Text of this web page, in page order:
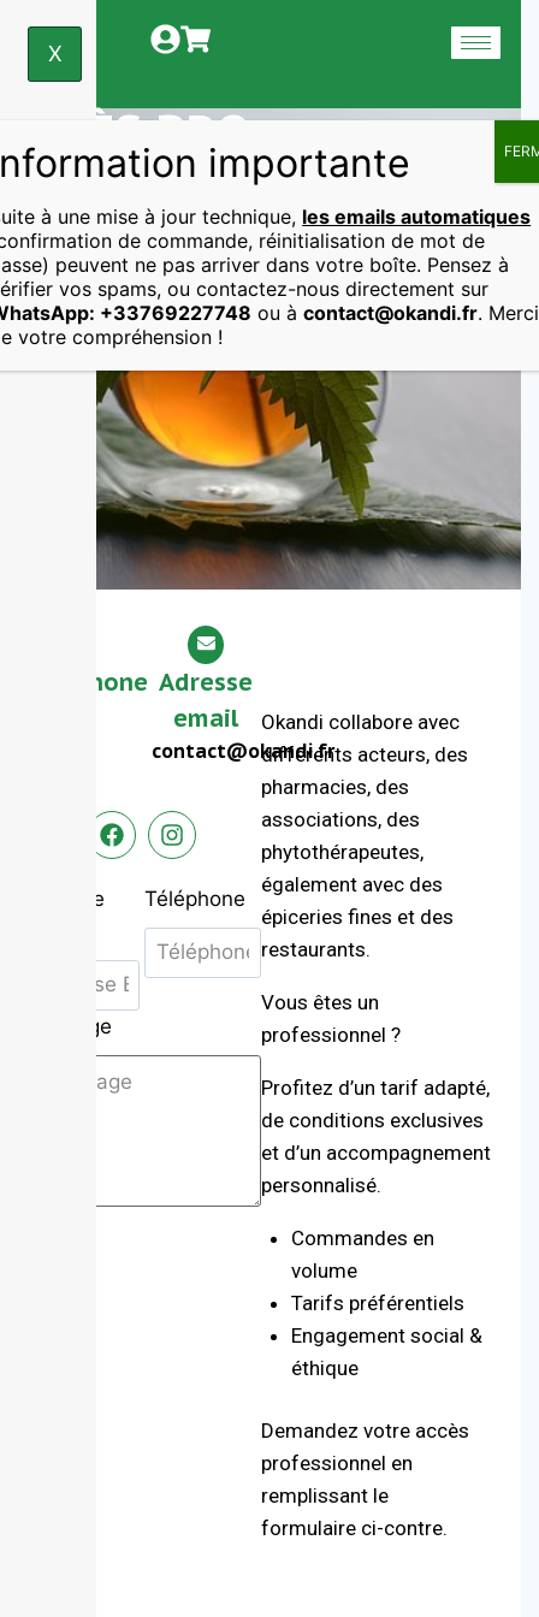
X
ACCÈS PRO
Okandi collabore avec
différents acteurs, des
pharmacies, des
associations, des
phytothérapeutes,
également avec des
épiceries fines et des
restaurants.
Vous êtes un
professionnel ?
Profitez d’un tarif adapté,
de conditions exclusives
et d’un accompagnement
personnalisé.
Commandes en
volume
Tarifs préférentiels
Engagement social &
éthique
Demandez votre accès
professionnel en
remplissant le
formulaire ci-contre.
Téléphone Adresse
email
contact@okandi.fr
Adresse
Téléphone
Message
importante
à une mise à jour technique, les emails automatiques
de commande, réinitialisation de mot de
peuvent ne pas arriver dans votre boîte. Pensez à
vos spams, ou contactez-nous directement sur
+33769227748 ou àcontact@okandi.fr. Merci
votre compréhension !